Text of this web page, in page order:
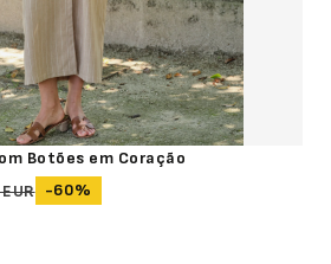
Botões em Coração
-60%